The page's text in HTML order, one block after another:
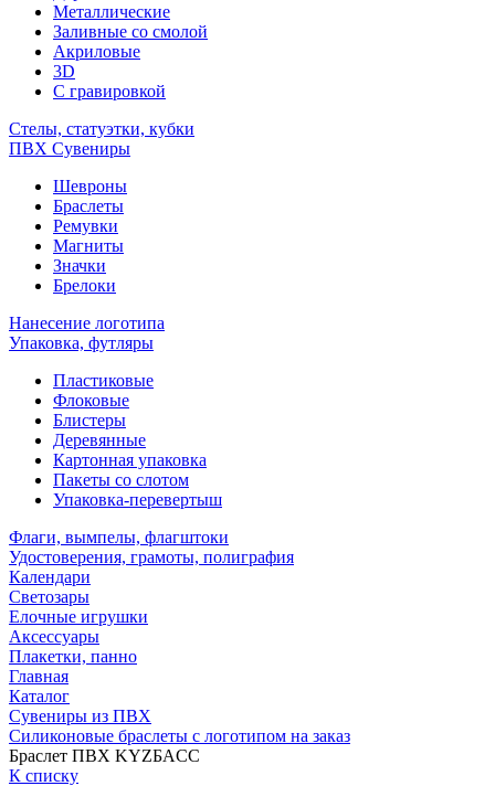
Металлические
Заливные со смолой
Акриловые
3D
C гравировкой
Стелы, статуэтки, кубки
ПВХ Сувениры
Шевроны
Браслеты
Ремувки
Магниты
Значки
Брелоки
Нанесение логотипа
Упаковка, футляры
Пластиковые
Флоковые
Блистеры
Деревянные
Картонная упаковка
Пакеты со слотом
Упаковка-перевертыш
Флаги, вымпелы, флагштоки
Удостоверения, грамоты, полиграфия
Календари
Светозары
Елочные игрушки
Аксессуары
Плакетки, панно
Главная
Каталог
Сувениры из ПВХ
Силиконовые браслеты с логотипом на заказ
Браслет ПВХ KYZБACC
К списку